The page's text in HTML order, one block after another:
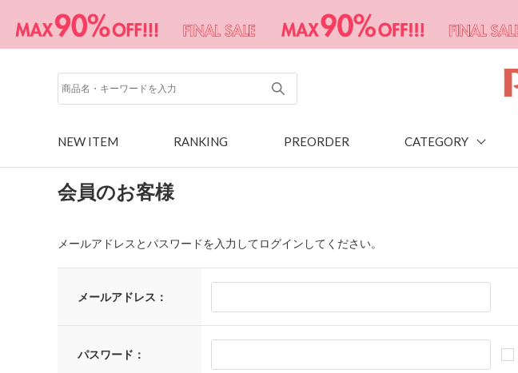
NEW ITEM RANKING PREORDER CATEGORY
会員のお客様
メールアドレスとパスワードを入力してログインしてください。
メールアドレス：
パスワード：